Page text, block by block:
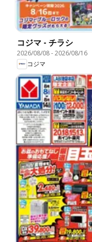
コジマ - チラシ
2026/08/08-2026/08/16
コジマ